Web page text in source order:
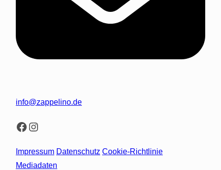
info@zappelino.de
Facebook
Instagram
Impressum Datenschutz Cookie-Richtlinie
Mediadaten